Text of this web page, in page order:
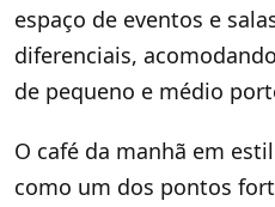
espaço de eventos e
diferenciais,
de pequeno e médio
O café da manhã em
como um dos pontos